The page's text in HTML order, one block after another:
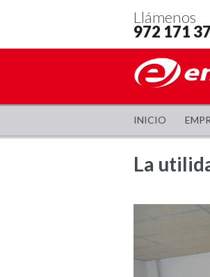
Llámenos
972 171
INICIO
La